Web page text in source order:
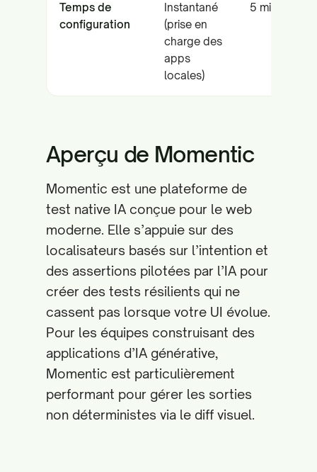
Temps de
configuration
Instantané
(prise en
charge des
apps
locales)
5 minutes
Aperçu de Momentic
Momentic est une plateforme de
test native IA conçue pour le web
moderne. Elle s’appuie sur des
localisateurs basés sur l’intention et
des assertions pilotées par l’IA pour
créer des tests résilients qui ne
cassent pas lorsque votre UI évolue.
Pour les équipes construisant des
applications d’IA générative,
Momentic est particulièrement
performant pour gérer les sorties
non déterministes via le diff visuel.